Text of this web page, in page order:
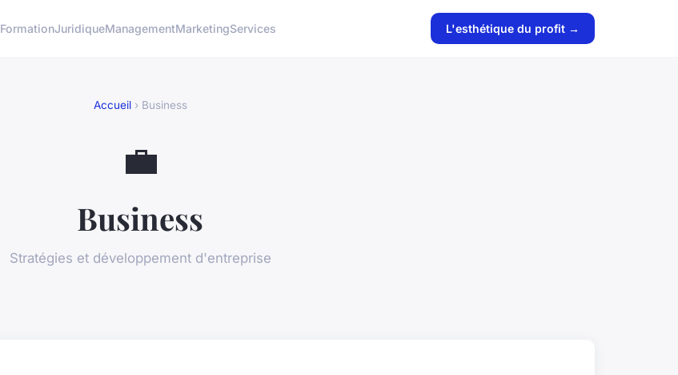
FormationJuridiqueManagementMarketingServices L'esthétique du profit →
Accueil› Business
💼
Business
Stratégies et développement d'entreprise